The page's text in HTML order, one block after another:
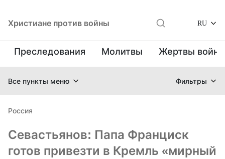
Христиане против войны RU
Преследования Молитвы Жертвы
Все пункты меню Фильтры
Россия
Севастьянов: Папа Франциск
готов привезти в Кремль «мирный